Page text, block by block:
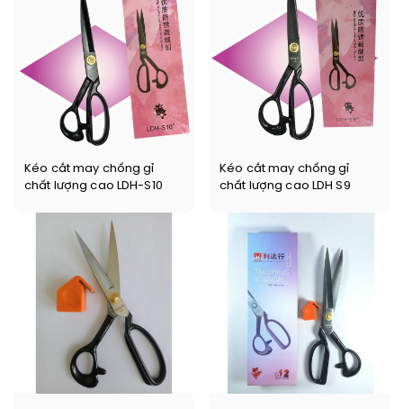
Kéo cắt may chống gỉ
chất lượng cao LDH-S10
Kéo cắt may chống gỉ
chất lượng cao LDH S9